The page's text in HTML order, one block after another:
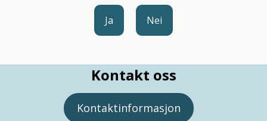
Ja Nei
Kontakt oss
Kontaktinformasjon